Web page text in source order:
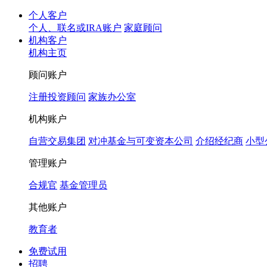
个人客户
个人、联名或IRA账户 家庭顾问
机构客户
机构主页
顾问账户
注册投资顾问 家族办公室
机构账户
自营交易集团 对冲基金与可变资本公司 介绍经纪商 小型
管理账户
合规官 基金管理员
其他账户
教育者
免费试用
招聘